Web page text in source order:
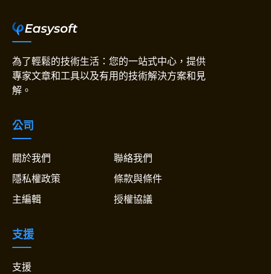
為了輕鬆的技術生活：您的一站式中心，提供
專家文章和工具以及有用的技術解決方案和見
解。
公司
關於我們
聯絡我們
隱私權政策
條款與條件
主編輯
授權協議
支援
支援